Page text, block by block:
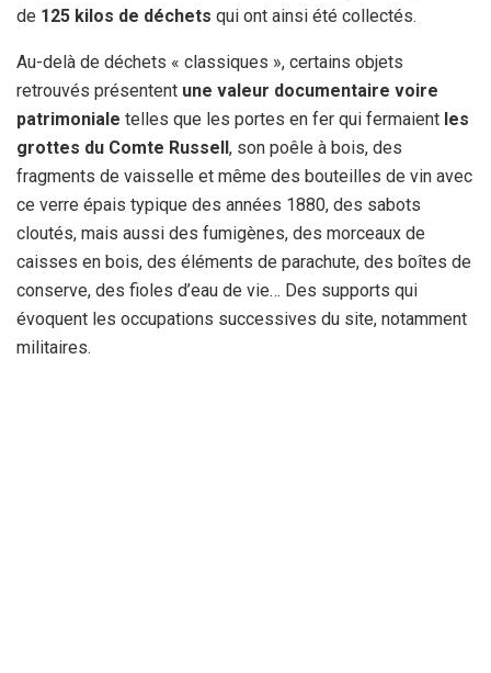
de 125 kilos de déchets qui ont ainsi été collectés.
Au-delà de déchets « classiques », certains objets
retrouvés présentent une valeur documentaire voire
patrimoniale telles que les portes en fer qui fermaient les
grottes du Comte Russell , son poêle à bois, des
fragments de vaisselle et même des bouteilles de vin avec
ce verre épais typique des années 1880, des sabots
cloutés, mais aussi des fumigènes, des morceaux de
caisses en bois, des éléments de parachute, des boîtes de
conserve, des fioles d’eau de vie… Des supports qui
évoquent les occupations successives du site, notamment
militaires.